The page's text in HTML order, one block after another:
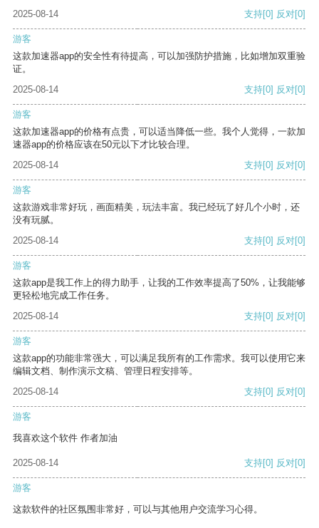
2025-08-14
支持[0] 反对[0]
游客
这款加速器app的安全性有待提高，可以加强防护措施，比如增加双重验
证。
2025-08-14
支持[0] 反对[0]
游客
这款加速器app的价格有点贵，可以适当降低一些。我个人觉得，一款加
速器app的价格应该在50元以下才比较合理。
2025-08-14
支持[0] 反对[0]
游客
这款游戏非常好玩，画面精美，玩法丰富。我已经玩了好几个小时，还
没有玩腻。
2025-08-14
支持[0] 反对[0]
游客
这款app是我工作上的得力助手，让我的工作效率提高了50%，让我能够
更轻松地完成工作任务。
2025-08-14
支持[0] 反对[0]
游客
这款app的功能非常强大，可以满足我所有的工作需求。我可以使用它来
编辑文档、制作演示文稿、管理日程安排等。
2025-08-14
支持[0] 反对[0]
游客
我喜欢这个软件 作者加油
2025-08-14 支持[0] 反对[0]
游客
这款软件的社区氛围非常好，可以与其他用户交流学习心得。